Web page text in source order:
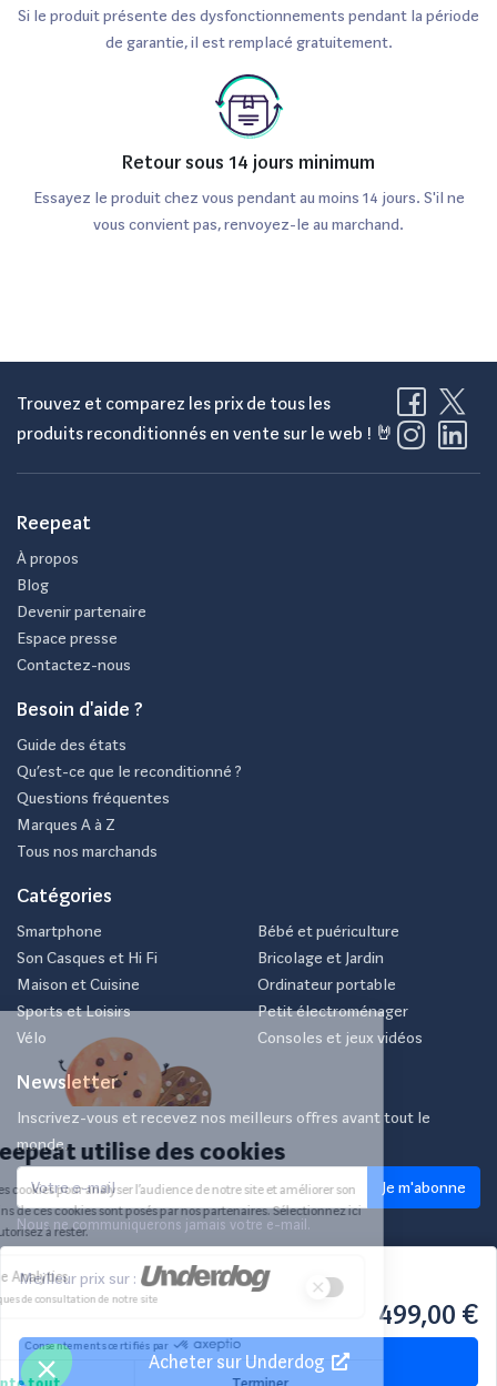
Meilleur prix sur :
499,00 €
Acheter sur Underdog
Si le produit présente des dysfonctionnements pendant la période
de garantie, il est remplacé gratuitement.
Retour sous 14 jours minimum
Essayez le produit chez vous pendant au moins 14 jours. S'il ne
vous convient pas, renvoyez-le au marchand.
Trouvez et comparez les prix de tous les
produits reconditionnés en vente sur le web ! 🤘
Reepeat
À propos
Blog
Devenir partenaire
Espace presse
Contactez-nous
Besoin d'aide ?
Guide des états
Qu’est-ce que le reconditionné ?
Questions fréquentes
Marques A à Z
Tous nos marchands
Catégories
Smartphone
Son Casques et Hi Fi
Maison et Cuisine
Sports et Loisirs
Vélo
Bébé et puériculture
Bricolage et Jardin
Ordinateur portable
Petit électroménager
Consoles et jeux vidéos
Newsletter
Inscrivez-vous et recevez nos meilleurs offres avant tout le
monde.
Je m'abonne
Nous ne communiquerons jamais votre e-mail.
© 2026 Reepeat
Classement
des offres
Conditions
légales